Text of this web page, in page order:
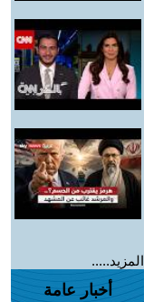
المزيد.....
أخبار عامة